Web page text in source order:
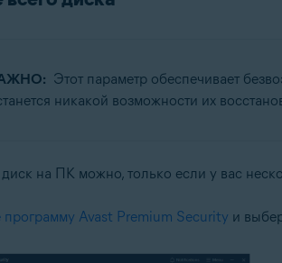
Этот параметр обеспечивает
никакой возможности их
диск на ПК можно, только если у вас
программу Avast Premium Security и